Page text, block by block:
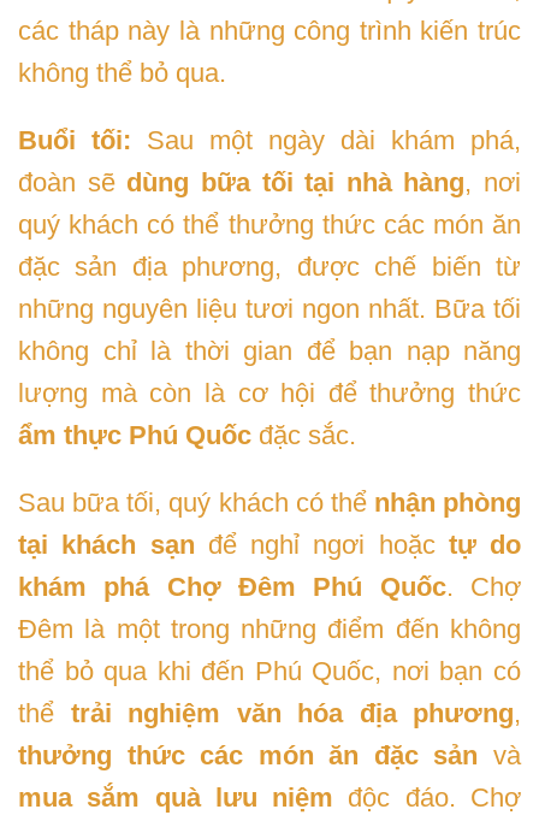
các tháp này là những công trình kiến trúc
không thể bỏ qua.
Buổi tối: Sau một ngày dài khám phá,
đoàn sẽ dùng bữa tối tại nhà hàng, nơi
quý khách có thể thưởng thức các món ăn
đặc sản địa phương, được chế biến từ
những nguyên liệu tươi ngon nhất. Bữa tối
không chỉ là thời gian để bạn nạp năng
lượng mà còn là cơ hội để thưởng thức
ẩm thực Phú Quốc đặc sắc.
Sau bữa tối, quý khách có thể nhận phòng
tại khách sạn để nghỉ ngơi hoặc tự do
khám phá
Chợ Đêm Phú Quốc. Chợ
Đêm là một trong những điểm đến không
thể bỏ qua khi đến Phú Quốc, nơi bạn có
thể trải nghiệm văn hóa địa phương,
thưởng thức các món ăn đặc sản và
mua sắm quà lưu niệm độc đáo. Chợ